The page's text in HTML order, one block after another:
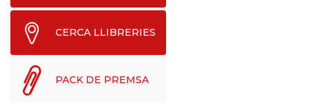
CERCA LLIBRERIES
PACK DE PREMSA